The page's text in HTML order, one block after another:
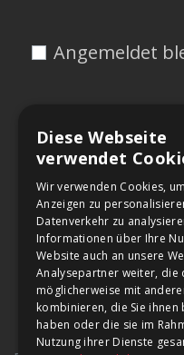
Angemeldet
Neu?
Diese Webseite
verwendet
Wir verwenden Cookies,
Anzeigen zu
Datenverkehr zu
Informationen über Ihre
Website auch an unsere
Analysepartner weiter, die
möglicherweise mit
kombinieren, die Sie
haben oder die sie im
Nutzung ihrer Dienste